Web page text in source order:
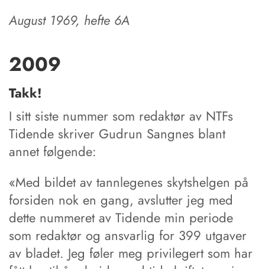
August 1969, hefte 6A
2009
Takk!
I sitt siste nummer som redaktør av NTFs
Tidende skriver Gudrun Sangnes blant
annet følgende:
«Med bildet av tannlegenes skytshelgen på
forsiden nok en gang, avslutter jeg med
dette nummeret av Tidende min periode
som redaktør og ansvarlig for 399 utgaver
av bladet. Jeg føler meg privilegert som har